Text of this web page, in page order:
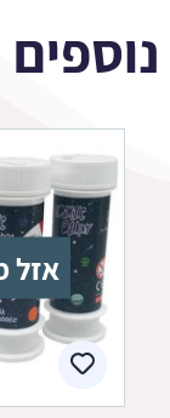
אזל